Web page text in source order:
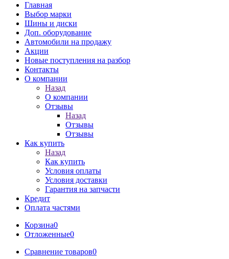
Главная
Выбор марки
Шины и диски
Доп. оборудование
Автомобили на продажу
Акции
Новые поступления на разбор
Контакты
О компании
Назад
О компании
Отзывы
Назад
Отзывы
Отзывы
Как купить
Назад
Как купить
Условия оплаты
Условия доставки
Гарантия на запчасти
Кредит
Оплата частями
Корзина0
Отложенные0
Сравнение товаров0